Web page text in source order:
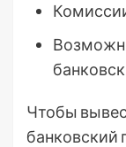
Чтобы
банковский